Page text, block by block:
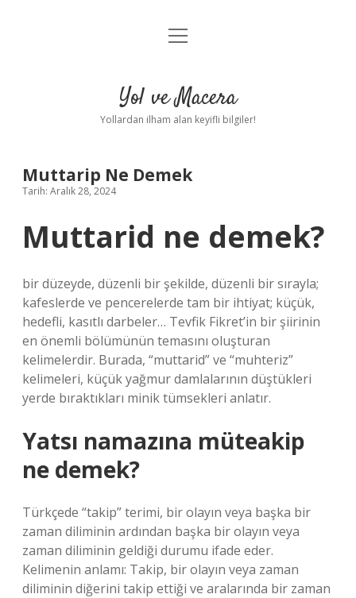
Anasayfa
Yasal Uyarı
menüyü
Yol ve Macera
Yollardan ilham alan keyifli bilgiler!
Muttarip Ne Demek
Tarih: Aralık 28, 2024
Muttarid ne demek?
bir düzeyde, düzenli bir şekilde, düzenli bir sırayla;
kafeslerde ve pencerelerde tam bir ihtiyat; küçük,
hedefli, kasıtlı darbeler… Tevfik Fikret’in bir şiirinin
en önemli bölümünün temasını oluşturan
kelimelerdir. Burada, “muttarid” ve “muhteriz”
kelimeleri, küçük yağmur damlalarının düştükleri
yerde bıraktıkları minik tümsekleri anlatır.
Yatsı namazına müteakip
ne demek?
Türkçede “takip” terimi, bir olayın veya başka bir
zaman diliminin ardından başka bir olayın veya
zaman diliminin geldiği durumu ifade eder.
Kelimenin anlamı: Takip, bir olayın veya zaman
diliminin diğerini takip ettiği ve aralarında bir zaman